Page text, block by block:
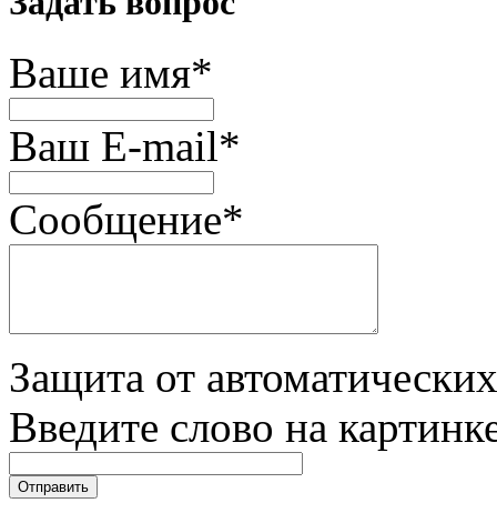
Ваше имя*
Ваш E-mail*
Сообщение*
Защита от
Введите слово на